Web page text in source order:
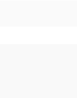
内存以获得 4K 分